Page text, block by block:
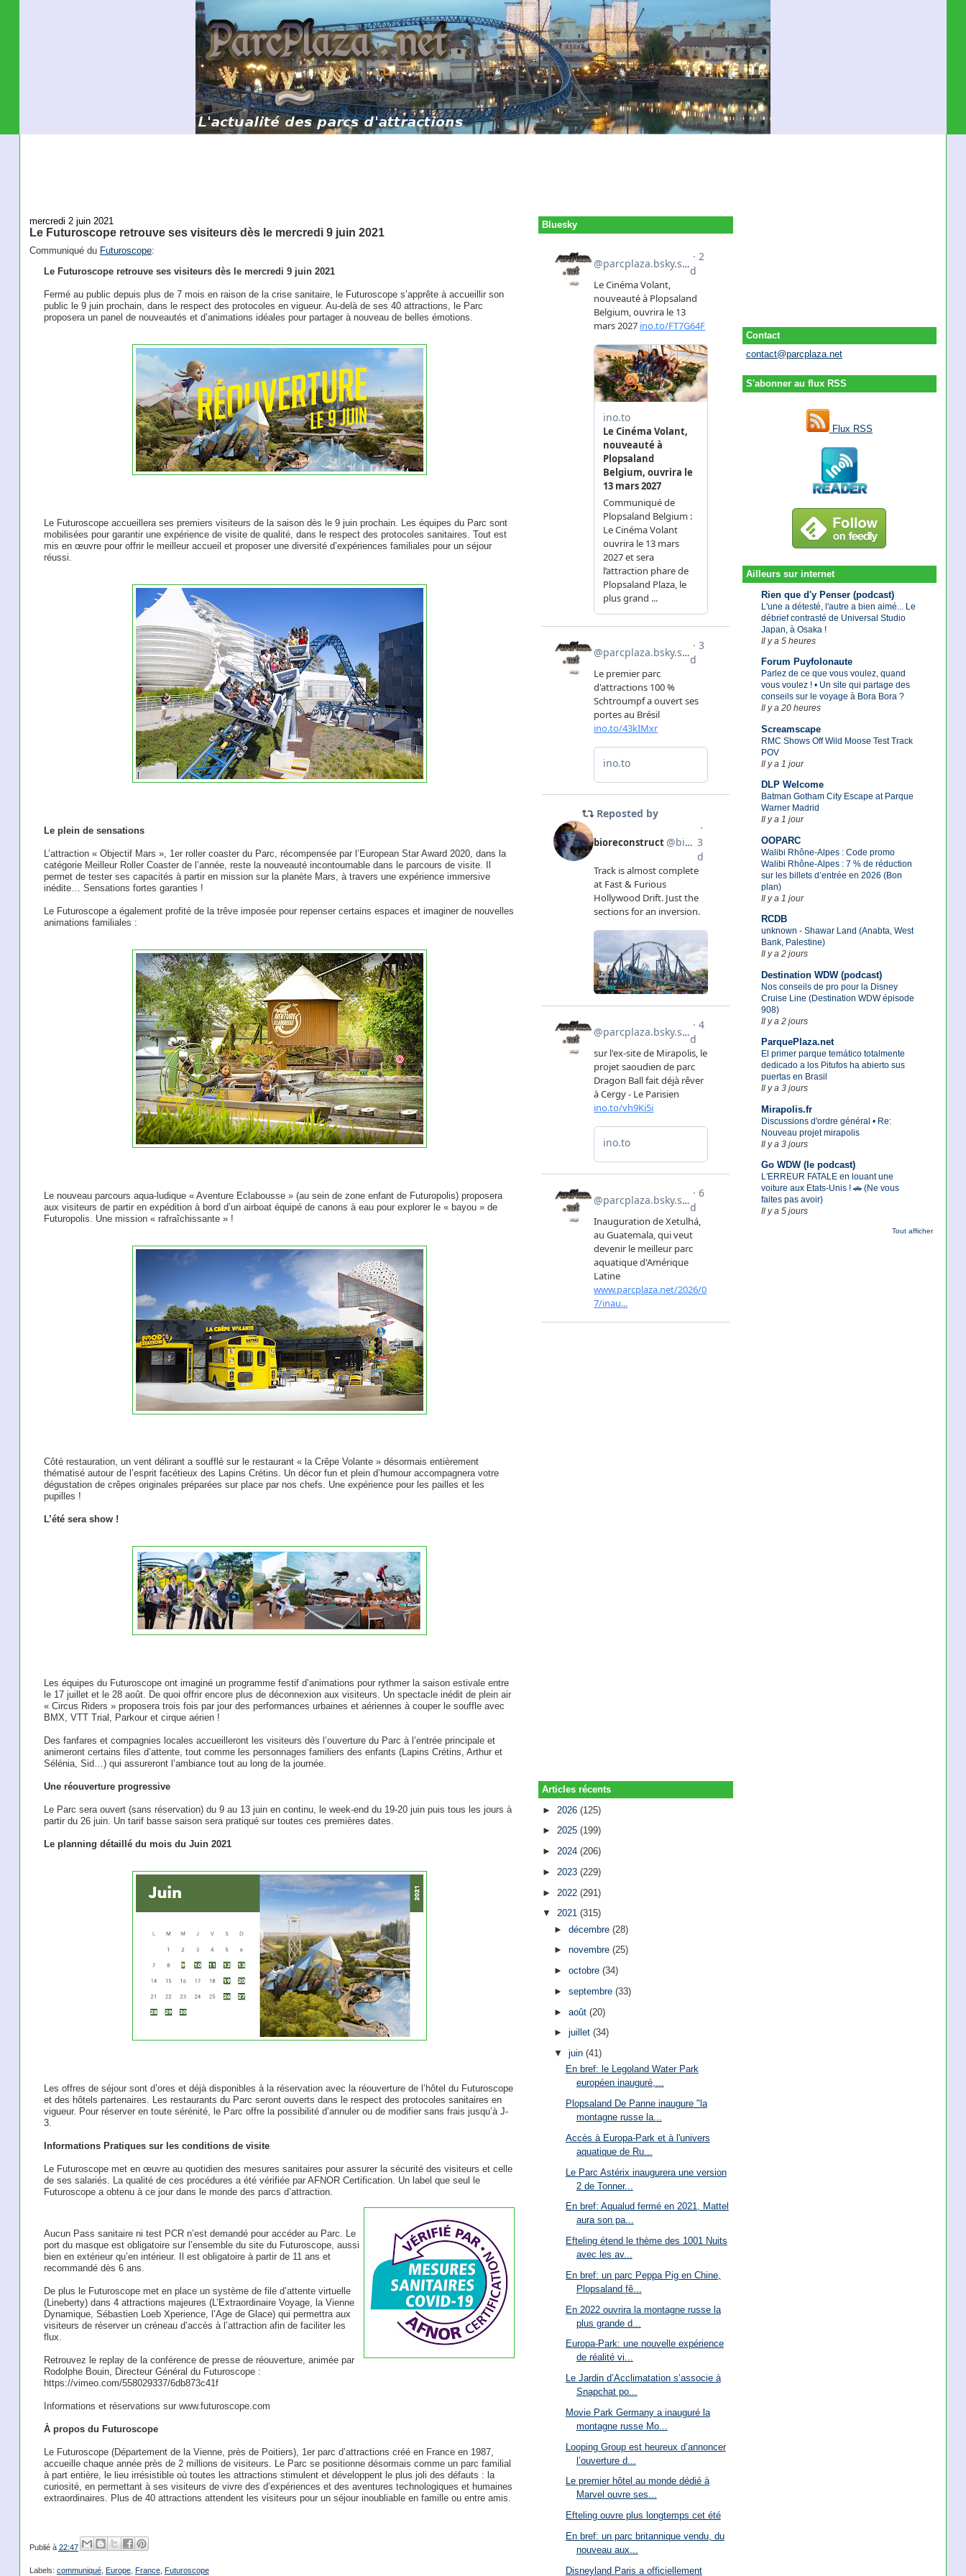
Contact
contact@parcplaza.net
S'abonner au flux RSS
Flux RSS
Ailleurs sur internet
Rien que d'y Penser (podcast)
L'une a détesté, l'autre a bien aimé... Le
débrief contrasté de Universal Studio
Japan, à Osaka !
Il y a 5 heures
Forum Puyfolonaute
Parlez de ce que vous voulez, quand
vous voulez ! • Un site qui partage des
conseils sur le voyage à Bora Bora ?
Il y a 20 heures
Screamscape
RMC Shows Off Wild Moose Test Track
POV
Il y a 1 jour
DLP Welcome
Batman Gotham City Escape at Parque
Warner Madrid
Il y a 1 jour
OOPARC
Walibi Rhône-Alpes : Code promo
Walibi Rhône-Alpes : 7 % de réduction
sur les billets d’entrée en 2026 (Bon
plan)
Il y a 1 jour
RCDB
unknown - Shawar Land (Anabta, West
Bank, Palestine)
Il y a 2 jours
Destination WDW (podcast)
Nos conseils de pro pour la Disney
Cruise Line (Destination WDW épisode
908)
Il y a 2 jours
ParquePlaza.net
El primer parque temático totalmente
dedicado a los Pitufos ha abierto sus
puertas en Brasil
Il y a 3 jours
Mirapolis.fr
Discussions d'ordre général • Re:
Nouveau projet mirapolis
Il y a 3 jours
Go WDW (le podcast)
L'ERREUR FATALE en louant une
voiture aux Etats-Unis ! 🚗 (Ne vous
faites pas avoir)
Il y a 5 jours
Tout afficher
mercredi 2 juin 2021
Le Futuroscope retrouve ses visiteurs dès le mercredi 9 juin 2021
Communiqué du Futuroscope:
Le Futuroscope retrouve ses visiteurs dès le mercredi 9 juin 2021
Fermé au public depuis plus de 7 mois en raison de la crise sanitaire, le Futuroscope s’apprête à accueillir son
public le 9 juin prochain, dans le respect des protocoles en vigueur. Au-delà de ses 40 attractions, le Parc
proposera un panel de nouveautés et d’animations idéales pour partager à nouveau de belles émotions.
Le Futuroscope accueillera ses premiers visiteurs de la saison dès le 9 juin prochain. Les équipes du Parc sont
mobilisées pour garantir une expérience de visite de qualité, dans le respect des protocoles sanitaires. Tout est
mis en œuvre pour offrir le meilleur accueil et proposer une diversité d’expériences familiales pour un séjour
réussi.
Le plein de sensations
L’attraction « Objectif Mars », 1er roller coaster du Parc, récompensée par l’European Star Award 2020, dans la
catégorie Meilleur Roller Coaster de l’année, reste la nouveauté incontournable dans le parcours de visite. Il
permet de tester ses capacités à partir en mission sur la planète Mars, à travers une expérience immersive
inédite… Sensations fortes garanties !
Le Futuroscope a également profité de la trêve imposée pour repenser certains espaces et imaginer de nouvelles
animations familiales :
Le nouveau parcours aqua-ludique « Aventure Eclabousse » (au sein de zone enfant de Futuropolis) proposera
aux visiteurs de partir en expédition à bord d’un airboat équipé de canons à eau pour explorer le « bayou » de
Futuropolis. Une mission « rafraîchissante » !
Côté restauration, un vent délirant a soufflé sur le restaurant « la Crêpe Volante » désormais entièrement
thématisé autour de l’esprit facétieux des Lapins Crétins. Un décor fun et plein d’humour accompagnera votre
dégustation de crêpes originales préparées sur place par nos chefs. Une expérience pour les pailles et les
pupilles !
L’été sera show !
Les équipes du Futuroscope ont imaginé un programme festif d’animations pour rythmer la saison estivale entre
le 17 juillet et le 28 août. De quoi offrir encore plus de déconnexion aux visiteurs. Un spectacle inédit de plein air
« Circus Riders » proposera trois fois par jour des performances urbaines et aériennes à couper le souffle avec
BMX, VTT Trial, Parkour et cirque aérien !
Des fanfares et compagnies locales accueilleront les visiteurs dès l’ouverture du Parc à l’entrée principale et
animeront certains files d’attente, tout comme les personnages familiers des enfants (Lapins Crétins, Arthur et
Sélénia, Sid…) qui assureront l’ambiance tout au long de la journée.
Une réouverture progressive
Le Parc sera ouvert (sans réservation) du 9 au 13 juin en continu, le week-end du 19-20 juin puis tous les jours à
partir du 26 juin. Un tarif basse saison sera pratiqué sur toutes ces premières dates.
Le planning détaillé du mois du Juin 2021
Les offres de séjour sont d’ores et déjà disponibles à la réservation avec la réouverture de l’hôtel du Futuroscope
et des hôtels partenaires. Les restaurants du Parc seront ouverts dans le respect des protocoles sanitaires en
vigueur. Pour réserver en toute sérénité, le Parc offre la possibilité d’annuler ou de modifier sans frais jusqu’à J-
3.
Informations Pratiques sur les conditions de visite
Le Futuroscope met en œuvre au quotidien des mesures sanitaires pour assurer la sécurité des visiteurs et celle
de ses salariés. La qualité de ces procédures a été vérifiée par AFNOR Certification. Un label que seul le
Futuroscope a obtenu à ce jour dans le monde des parcs d’attraction.
Aucun Pass sanitaire ni test PCR n’est demandé pour accéder au Parc. Le
port du masque est obligatoire sur l’ensemble du site du Futuroscope, aussi
bien en extérieur qu’en intérieur. Il est obligatoire à partir de 11 ans et
recommandé dès 6 ans.
De plus le Futuroscope met en place un système de file d’attente virtuelle
(Lineberty) dans 4 attractions majeures (L’Extraordinaire Voyage, la Vienne
Dynamique, Sébastien Loeb Xperience, l’Age de Glace) qui permettra aux
visiteurs de réserver un créneau d’accès à l’attraction afin de faciliter les
flux.
Retrouvez le replay de la conférence de presse de réouverture, animée par
Rodolphe Bouin, Directeur Général du Futuroscope :
https://vimeo.com/558029337/6db873c41f
Informations et réservations sur www.futuroscope.com
À propos du Futuroscope
Le Futuroscope (Département de la Vienne, près de Poitiers), 1er parc d’attractions créé en France en 1987,
accueille chaque année près de 2 millions de visiteurs. Le Parc se positionne désormais comme un parc familial
à part entière, le lieu irrésistible où toutes les attractions stimulent et développent le plus joli des défauts : la
curiosité, en permettant à ses visiteurs de vivre des d’expériences et des aventures technologiques et humaines
extraordinaires. Plus de 40 attractions attendent les visiteurs pour un séjour inoubliable en famille ou entre amis.
Publié à 22:47
Labels: communiqué, Europe, France, Futuroscope
Bluesky
Articles récents
► 2026(125)
►2025(199)
►2024(206)
► 2023(229)
► 2022(291)
▼2021(315)
► décembre (28)
► novembre (25)
► octobre (34)
► septembre (33)
► août (20)
► juillet (34)
▼ juin (41)
En bref: le Legoland Water Park
européen inauguré,...
Plopsaland De Panne inaugure "la
montagne russe la...
Accès à Europa-Park et à l'univers
aquatique de Ru...
Le Parc Astérix inaugurera une version
2 de Tonner...
En bref: Aqualud fermé en 2021, Mattel
aura son pa...
Efteling étend le thème des 1001 Nuits
avec les av...
En bref: un parc Peppa Pig en Chine,
Plopsaland fê...
En 2022 ouvrira la montagne russe la
plus grande d...
Europa-Park: une nouvelle expérience
de réalité vi...
Le Jardin d’Acclimatation s’associe à
Snapchat po...
Movie Park Germany a inauguré la
montagne russe Mo...
Looping Group est heureux d’annoncer
l’ouverture d...
Le premier hôtel au monde dédié à
Marvel ouvre ses...
Efteling ouvre plus longtemps cet été
En bref: un parc britannique vendu, du
nouveau aux...
Disneyland Paris a officiellement